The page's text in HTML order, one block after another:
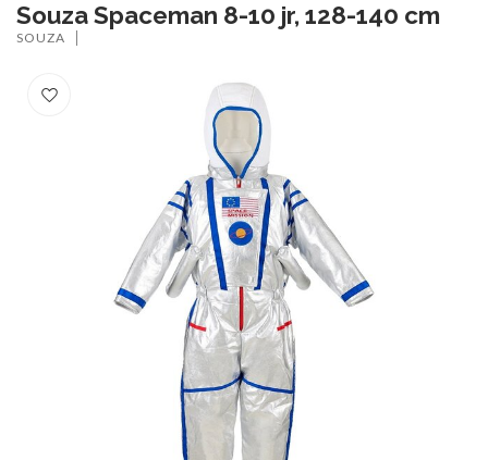
Souza Spaceman 8-10 jr, 128-140 cm
SOUZA